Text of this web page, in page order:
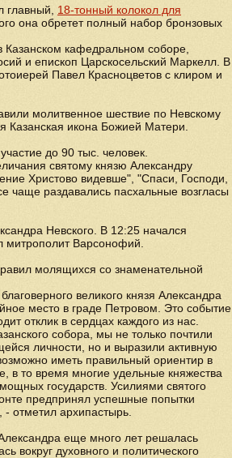
главный, 18-тонный колокол для
она обретет полный набор бронзовых
Казанском кафедральном соборе,
и епископ Царскосельский Маркелл. В
Павел Красноцветов с клиром и
молитвенное шествие по Невскому
Казанская икона Божией Матери.
до 90 тыс. человек.
святому князю Александру
Христово видевше", "Спаси, Господи,
чаще раздавались пасхальные возгласы
Невского. В 12:25 начался
митрополит Варсонофий.
молящихся со знаменательной
великого князя Александра
место в граде Петровом. Это событие
отклик в сердцах каждого из нас.
собора, мы не только почтили
личности, но и выразили активную
иметь правильный ориентир в
в то время многие удельные княжества
государств. Усилиями святого
предпринял успешные попытки
- отметил архипастырь.
еще много лет решалась
вокруг духовного и политического